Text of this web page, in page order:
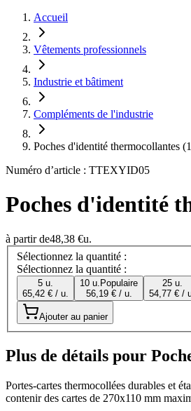
Accueil
Vêtements professionnels
Industrie et bâtiment
Compléments de l'industrie
Poches d'identité thermocollantes
Numéro d’article : TTEXYID05
Poches d'identité
à partir de48,38 €u.
Sélectionnez la quantité :
Sélectionnez la quantité :
5 u.
65,42 € / u.
10 u. Populaire
56,19 € / u.
25 u.
54,77 € /
Ajouter au panier
Plus de détails pour
Portes-cartes thermocollées durables et
contenir des cartes de 270x110 mm